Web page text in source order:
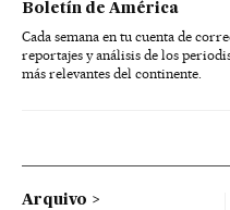
Boletín de América
Cada semana en tu cuenta de
reportajes y análisis de los
más relevantes del continente.
Arquivo